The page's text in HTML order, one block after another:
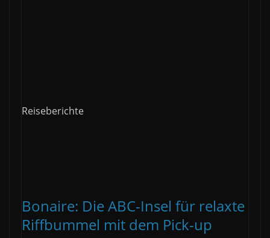
Reiseberichte
Bonaire: Die ABC-Insel für relaxte
Riffbummel mit dem Pick-up